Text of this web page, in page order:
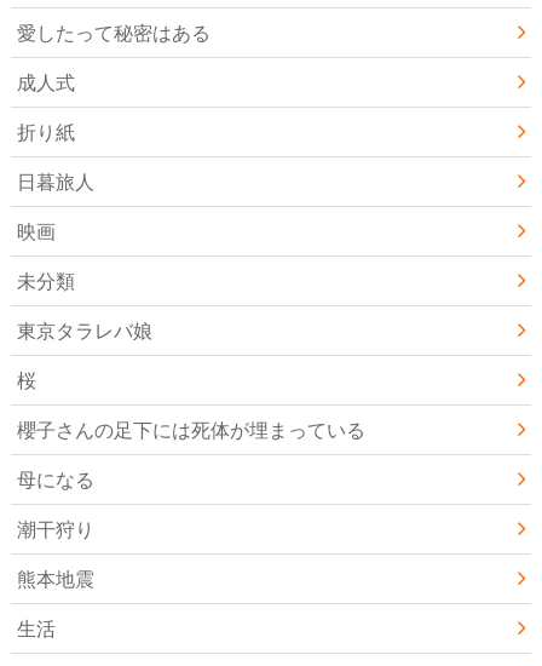
愛したって秘密はある
成人式
折り紙
日暮旅人
映画
未分類
東京タラレバ娘
桜
櫻子さんの足下には死体が埋まっている
母になる
潮干狩り
熊本地震
生活